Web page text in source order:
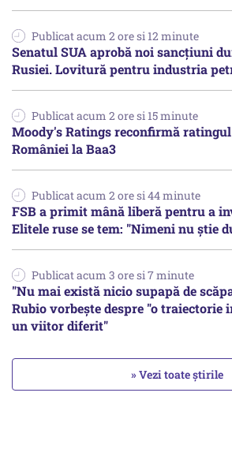
Publicat acum 2 ore si 12 minute
Senatul SUA aprobă noi sancțiuni
Rusiei. Lovitură pentru industria
Publicat acum 2 ore si 15 minute
Moody's Ratings reconfirmă
României la Baa3
Publicat acum 2 ore si 44 minute
FSB a primit mână liberă pentru a
Elitele ruse se tem: "Nimeni nu știe
Publicat acum 3 ore si 7 minute
"Nu mai există nicio supapă de
Rubio vorbește despre "o traiectorie
un viitor diferit"
» Vezi toate știrile